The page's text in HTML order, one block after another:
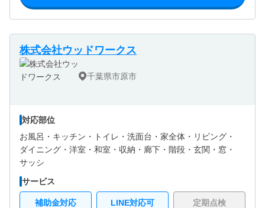
株式会社ウッドワークス
千葉県市原市
対応部位
お風呂・ キッチン・ トイレ・ 洗面台・ 家全体・ リビング・
ダイニング・ 洋室・ 和室・ 収納・ 廊下・ 階段・ 玄関・ 窓・
サッシ
サービス
補助金対応 LINE対応可 定期点検